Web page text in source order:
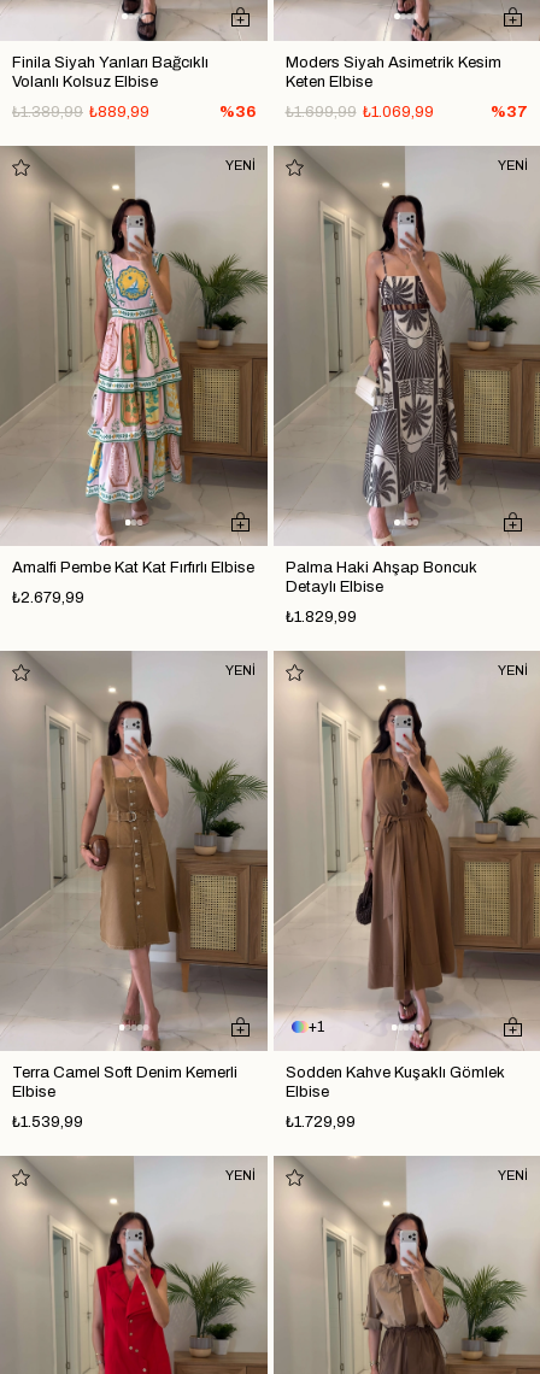
Finila Siyah Yanları Bağcıklı
Volanlı Kolsuz Elbise
₺889,99
₺1.389,99 %36
Moders Siyah Asimetrik Kesim
Keten Elbise
₺1.069,99
₺1.699,99 %37
Amalfi Pembe Kat Kat Fırfırlı Elbise
₺2.679,99
YENİ
Palma Haki Ahşap Boncuk
Detaylı Elbise
₺1.829,99
YENİ
Terra Camel Soft Denim Kemerli
Elbise
₺1.539,99
YENİ
1
Sodden Kahve Kuşaklı Gömlek
Elbise
₺1.729,99
YENİ
YENİ YENİ